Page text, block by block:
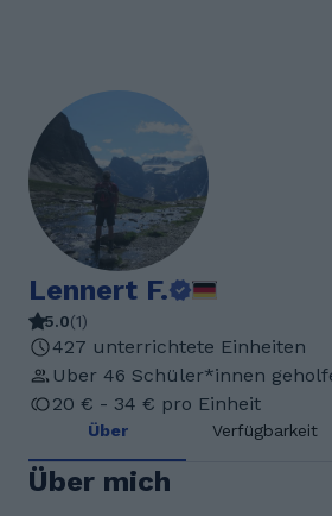
Lennert F.
5.0(1)
427 unterrichtete Einheiten
Uber 46 Schüler*innen
20 € - 34 € pro Einheit
Über Verfügbarkeit
Über mich